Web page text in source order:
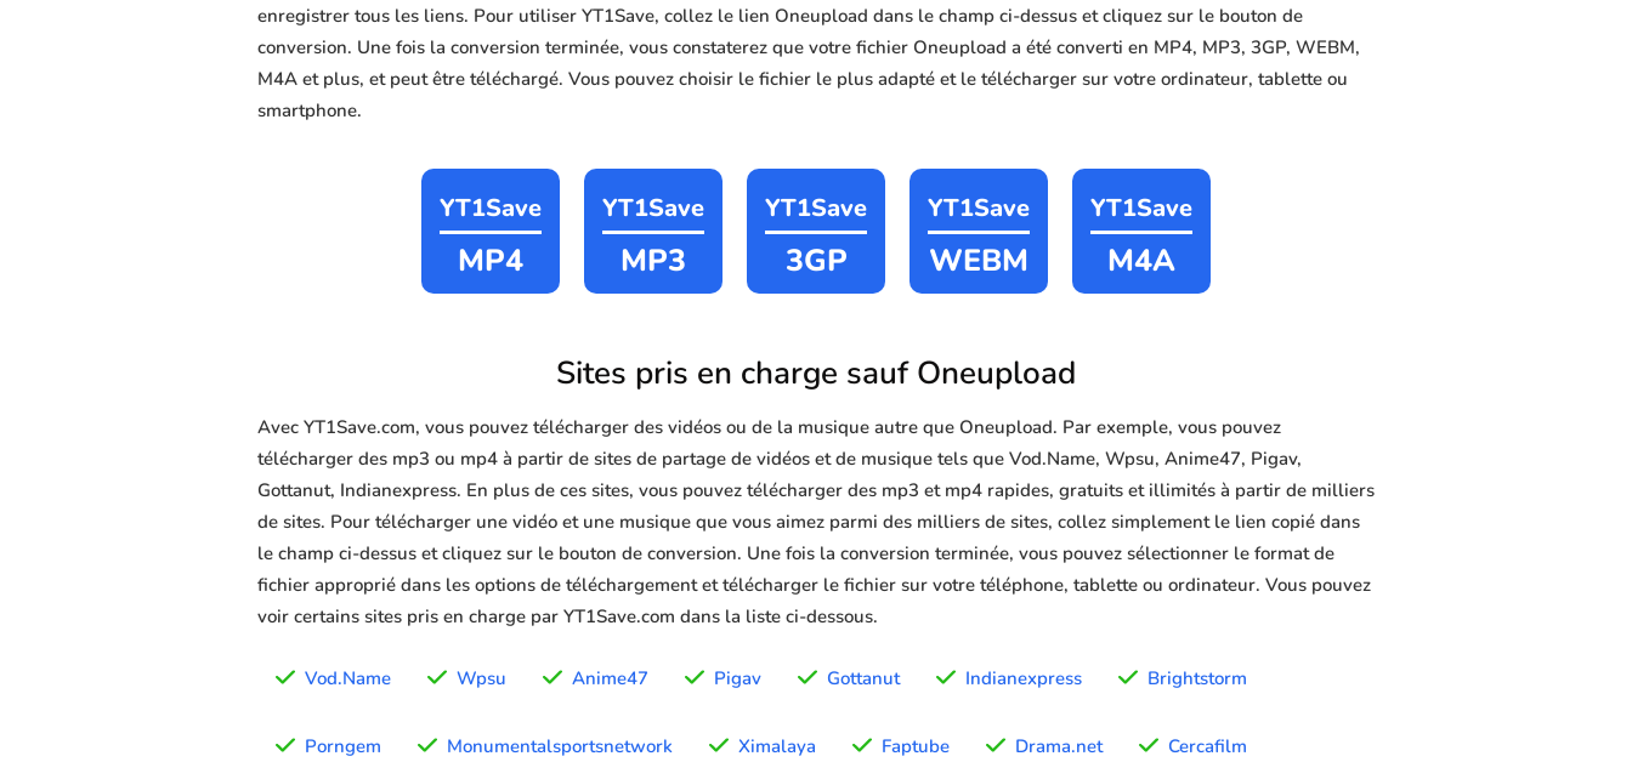
enregistrer tous les liens. Pour utiliser YT1Save, collez le lien Oneupload dans le champ ci-dessus et cliquez sur le bouton de
conversion. Une fois la conversion terminée, vous constaterez que votre fichier Oneupload a été converti en MP4, MP3, 3GP, WEBM,
M4A et plus, et peut être téléchargé. Vous pouvez choisir le fichier le plus adapté et le télécharger sur votre ordinateur, tablette ou
smartphone.
YT1Save
MP4
YT1Save
MP3
YT1Save
3GP
YT1Save
WEBM
YT1Save
M4A
Sites pris en charge sauf Oneupload
Avec YT1Save.com, vous pouvez télécharger des vidéos ou de la musique autre que Oneupload. Par exemple, vous pouvez
télécharger des mp3 ou mp4 à partir de sites de partage de vidéos et de musique tels que Vod.Name, Wpsu, Anime47, Pigav,
Gottanut, Indianexpress. En plus de ces sites, vous pouvez télécharger des mp3 et mp4 rapides, gratuits et illimités à partir de milliers
de sites. Pour télécharger une vidéo et une musique que vous aimez parmi des milliers de sites, collez simplement le lien copié dans
le champ ci-dessus et cliquez sur le bouton de conversion. Une fois la conversion terminée, vous pouvez sélectionner le format de
fichier approprié dans les options de téléchargement et télécharger le fichier sur votre téléphone, tablette ou ordinateur. Vous pouvez
voir certains sites pris en charge par YT1Save.com dans la liste ci-dessous.
Vod.Name Wpsu Anime47 Pigav Gottanut Indianexpress Brightstorm
Porngem Monumentalsportsnetwork Ximalaya Faptube Drama.net Cercafilm